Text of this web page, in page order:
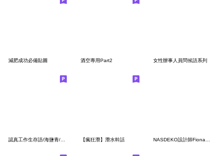
減肥成功必備貼圖 酒空專用Part2 女性辦事人員問候語系列
【瘋狂潛】潛水幹話